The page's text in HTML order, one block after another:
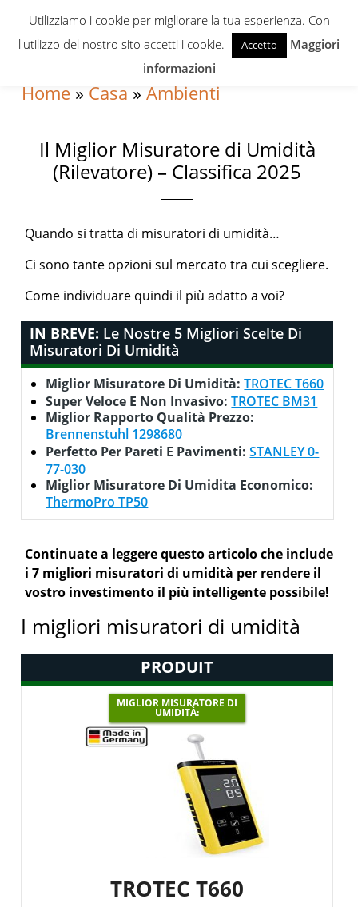
Skip
navigation
Skip
Skip
sidebar
Home » Casa »Ambienti
Il Miglior Misuratore di Umidità
(Rilevatore) – Classifica 2025
Quando si tratta di misuratori di umidità…
Ci sono tante opzioni sul mercato tra cui scegliere.
Come individuare quindi il più adatto a voi?
IN BREVE: Le Nostre 5 Migliori Scelte Di
Misuratori Di Umidità
Miglior Misuratore Di Umidità:TROTEC T660
Super Veloce E Non Invasivo:TROTEC BM31
Miglior Rapporto Qualità Prezzo:
Brennenstuhl 1298680
Perfetto Per Pareti E Pavimenti:STANLEY 0-
77-030
Miglior Misuratore Di Umidita Economico:
ThermoPro TP50
Continuate a leggere questo articolo che include
i 7 migliori misuratori di umidità per rendere il
vostro investimento il più intelligente possibile!
I migliori misuratori di umidità
PRODUIT
MIGLIOR MISURATORE DI
UMIDITÀ:
TROTEC T660
Utilizziamo i cookie per migliorare la tua esperienza. Con
l'utilizzo del nostro sito accetti i cookie.
Accetto
Maggiori
informazioni